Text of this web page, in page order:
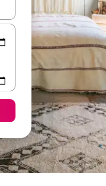
навігації сторінкою